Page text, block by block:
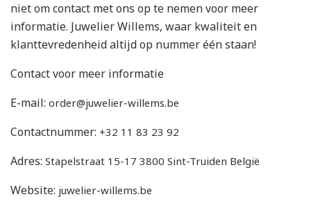
niet om contact met ons op te nemen voor meer
informatie. Juwelier Willems, waar kwaliteit en
klanttevredenheid altijd op nummer één staan!
Contact voor meer informatie
E-mail: order@juwelier-willems.be
Contactnummer: +32 11 83 23 92
Adres: Stapelstraat 15-17 3800 Sint-Truiden België
Website: juwelier-willems.be